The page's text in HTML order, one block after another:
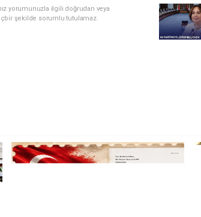
yorumunuzla ilgili doğrudan veya
şekilde sorumlu tutulamaz.